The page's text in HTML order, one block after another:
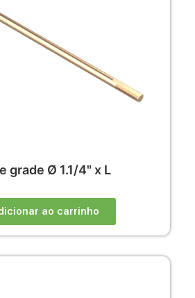
grade Ø 1.1/4" x L
ao carrinho